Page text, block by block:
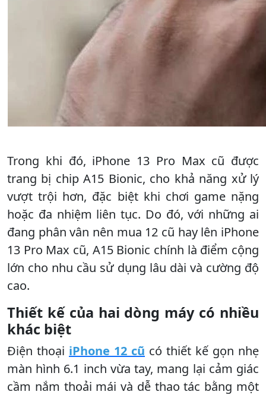
Trong khi đó, iPhone 13 Pro Max cũ được
trang bị chip A15 Bionic, cho khả năng xử lý
vượt trội hơn, đặc biệt khi chơi game nặng
hoặc đa nhiệm liên tục. Do đó, với những ai
đang phân vân nên mua 12 cũ hay lên iPhone
13 Pro Max cũ, A15 Bionic chính là điểm cộng
lớn cho nhu cầu sử dụng lâu dài và cường độ
cao.
Thiết kế của hai dòng máy có nhiều
khác biệt
Điện thoại iPhone 12 cũ có thiết kế gọn nhẹ
màn hình 6.1 inch vừa tay, mang lại cảm giác
cầm nắm thoải mái và dễ thao tác bằng một